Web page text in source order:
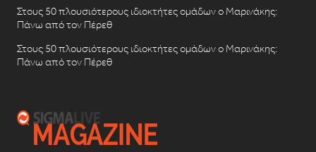
Στους 50 πλουσιότερους ιδιοκτήτες ομάδων ο Μαρινάκης:
Πάνω από τον Πέρεθ
Στους 50 πλουσιότερους ιδιοκτήτες ομάδων ο Μαρινάκης:
Πάνω από τον Πέρεθ